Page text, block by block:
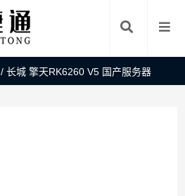
/长城 擎天RK6260 V5 国产服务器